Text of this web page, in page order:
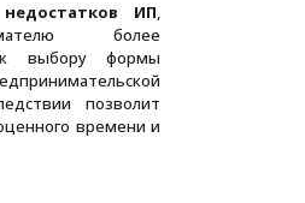
ИП,
более
к выбору формы
позволит
времени и